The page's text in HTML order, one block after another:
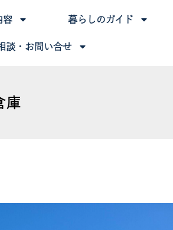
容 暮らしのガイド
談・お問い合せ
庫